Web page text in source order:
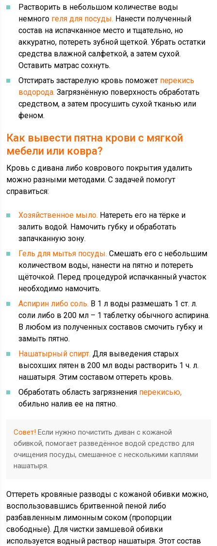
Растворить в небольшом количестве воды
немного геля для посуды. Нанести полученный
состав на испачканное место и тщательно, но
аккуратно, потереть зубной щеткой. Убрать остатки
средства влажной салфеткой, а затем сухой.
Оставить матрас сохнуть.
Отстирать застарелую кровь поможет перекись
водорода. Загрязнённую поверхность обработать
средством, а затем просушить сухой тканью или
феном.
Как вывести пятна крови с мягкой
мебели или ковра?
Кровь с дивана либо коврового покрытия удалить
можно разными методами. С задачей помогут
справиться:
Хозяйственное мыло. Натереть его на тёрке и
залить водой. Намочить губку и обработать
запачканную зону.
Гель для мытья посуды. Смешать его с небольшим
количеством воды, нанести на пятно и потереть
щёточкой. Перед процедурой испачканный участок
необходимо намочить.
Аспирин либо соль. В 1 л воды размешать 1 ст. л.
соли либо в 200 мл – 1 таблетку обычного аспирина.
В любом из полученных составов смочить губку и
замыть пятно.
Нашатырный спирт. Для выведения старых
высохших пятен в 200 мл воды растворить 1 ч. л.
нашатыря. Этим составом оттереть кровь.
Обработать область загрязнения перекисью,
обильно налив ее на пятно.
Совет! Если нужно почистить диван с кожаной
обивкой, помогает разведённое водой средство для
очищения посуды, смешанное с несколькими каплями
нашатыря.
Оттереть кровяные разводы с кожаной обивки можно,
воспользовавшись бритвенной пеной либо
разбавленным лимонным соком (пропорции
свободные). Для чистки замшевой обивки
используется водный раствор нашатыря. Этот состав